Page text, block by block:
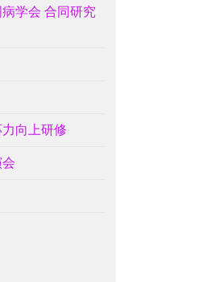
学会 合同研究
向上研修